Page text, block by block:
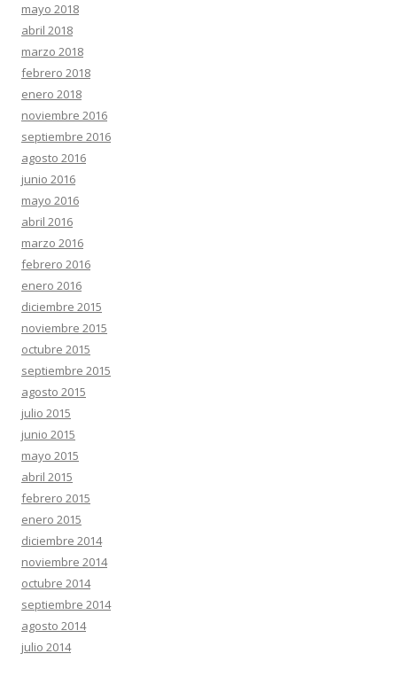
mayo 2018
abril 2018
marzo 2018
febrero 2018
enero 2018
noviembre 2016
septiembre 2016
agosto 2016
junio 2016
mayo 2016
abril 2016
marzo 2016
febrero 2016
enero 2016
diciembre 2015
noviembre 2015
octubre 2015
septiembre 2015
agosto 2015
julio 2015
junio 2015
mayo 2015
abril 2015
febrero 2015
enero 2015
diciembre 2014
noviembre 2014
octubre 2014
septiembre 2014
agosto 2014
julio 2014